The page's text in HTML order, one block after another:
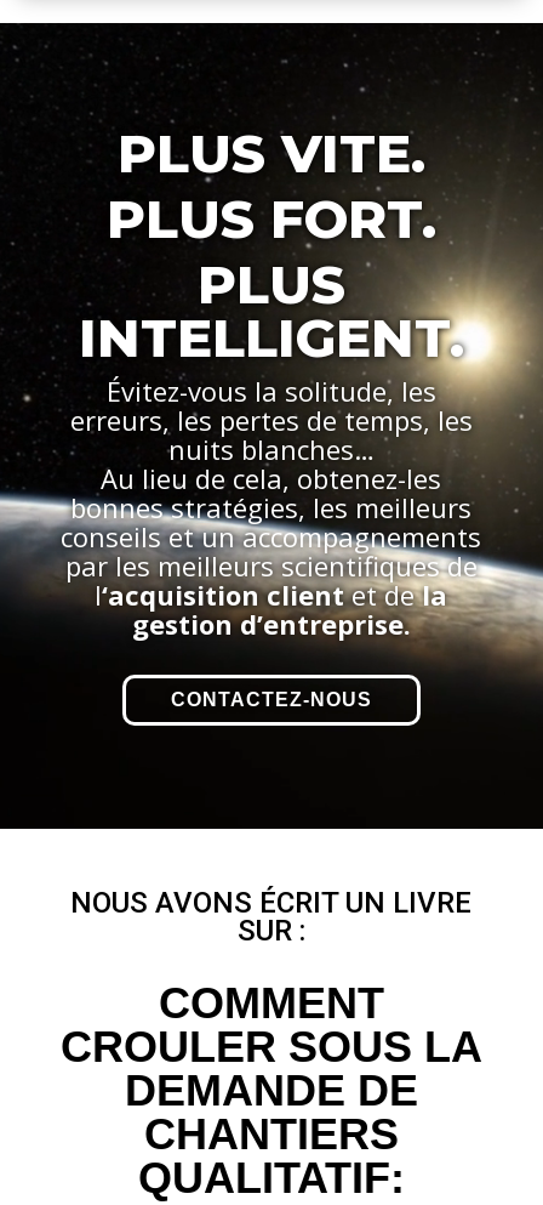
vidéo
PLUS VITE.
PLUS FORT.
PLUS
INTELLIGENT.
Évitez-vous la solitude, les
erreurs, les pertes de temps, les
nuits blanches…
Au lieu de cela, obtenez-les
bonnes stratégies, les meilleurs
conseils et un accompagnements
par les meilleurs scientifiques de
l‘acquisition clientet dela
gestion d’entreprise.
CONTACTEZ-NOUS
NOUS AVONS ÉCRIT UN LIVRE
SUR :
COMMENT
CROULER SOUS LA
DEMANDE DE
CHANTIERS
QUALITATIF: